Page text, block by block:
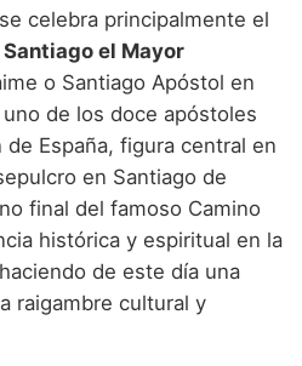
celebra principalmente el
Santiago el Mayor
o Santiago Apóstol en
de los doce apóstoles
España, figura central en
en Santiago de
final del famoso Camino
histórica y espiritual en la
de este día una
raigambre cultural y